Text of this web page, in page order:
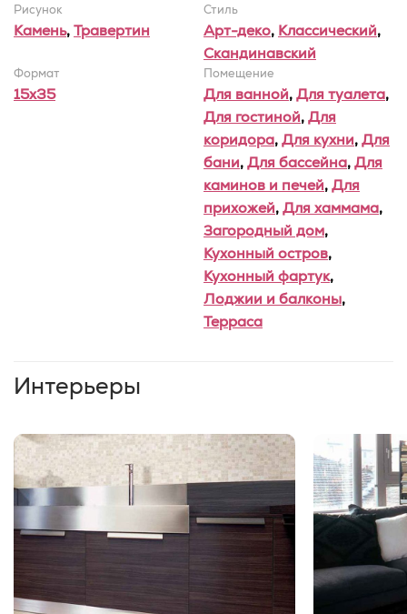
Рисунок
Камень,Травертин
Стиль
Арт-деко, Классический,
Скандинавский
Формат
15x35
Помещение
Для ванной,Для туалета,
Для гостиной,Для
коридора,Для кухни,Для
бани,Для бассейна,Для
каминов и печей,Для
прихожей,Для хаммама,
Загородный дом,
Кухонный остров,
Кухонный фартук,
Лоджии и балконы,
Терраса
Интерьеры